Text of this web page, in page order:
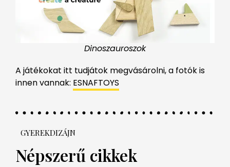
Dinoszauroszok
A játékokat itt tudjátok megvásárolni, a fotók is
innen vannak: ESNAFTOYS
GYEREKDIZÁJN
Népszerű cikkek